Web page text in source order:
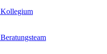
Kollegium